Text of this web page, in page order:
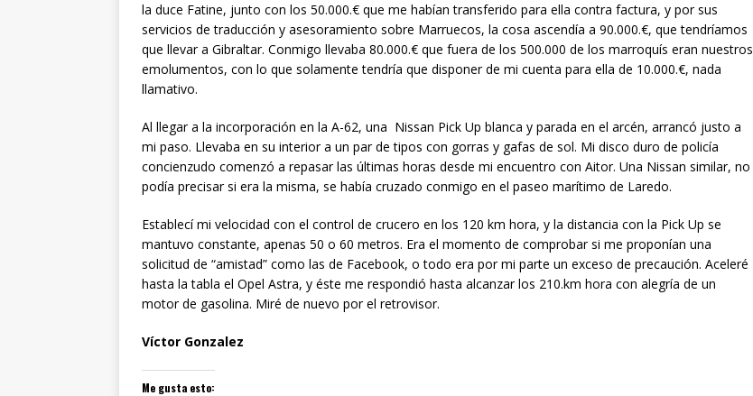
la duce Fatine, junto con los 50.000.€ que me habían transferido para ella contra factura, y por sus
servicios de traducción y asesoramiento sobre Marruecos, la cosa ascendía a 90.000.€, que tendríamos
que llevar a Gibraltar. Conmigo llevaba 80.000.€ que fuera de los 500.000 de los marroquís eran nuestros
emolumentos, con lo que solamente tendría que disponer de mi cuenta para ella de 10.000.€, nada
llamativo.
Al llegar a la incorporación en la A-62, una Nissan Pick Up blanca y parada en el arcén, arrancó justo a
mi paso. Llevaba en su interior a un par de tipos con gorras y gafas de sol. Mi disco duro de policía
concienzudo comenzó a repasar las últimas horas desde mi encuentro con Aitor. Una Nissan similar, no
podía precisar si era la misma, se había cruzado conmigo en el paseo marítimo de Laredo.
Establecí mi velocidad con el control de crucero en los 120 km hora, y la distancia con la Pick Up se
mantuvo constante, apenas 50 o 60 metros. Era el momento de comprobar si me proponían una
solicitud de “amistad” como las de Facebook, o todo era por mi parte un exceso de precaución. Aceleré
hasta la tabla el Opel Astra, y éste me respondió hasta alcanzar los 210.km hora con alegría de un
motor de gasolina. Miré de nuevo por el retrovisor.
Víctor Gonzalez
Me gusta esto: